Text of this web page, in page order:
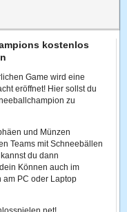
kostenlos
Game wird eine
eröffnet! Hier sollst du
zu
und Münzen
Teams mit Schneebällen
du dann
Können auch im
am PC oder Laptop